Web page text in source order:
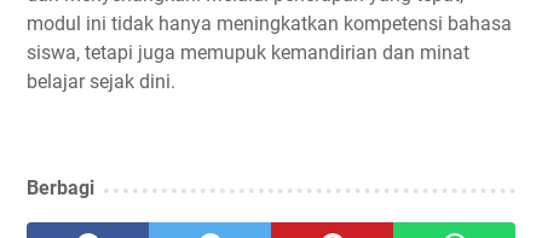
modul ini tidak hanya meningkatkan kompetensi bahasa
siswa, tetapi juga memupuk kemandirian dan minat
belajar sejak dini.
Berbagi